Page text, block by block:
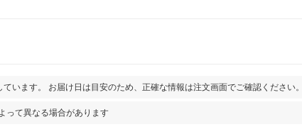
います。 お届け日は目安のため、正確な情報は注文画面でご確認ください。
って異なる場合があります